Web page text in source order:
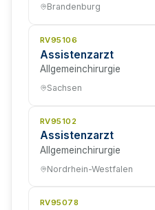
Brandenburg
RV95106
Assistenzarzt
Allgemeinchirurgie
Sachsen
RV95102
Assistenzarzt
Allgemeinchirurgie
Nordrhein-Westfalen
RV95078